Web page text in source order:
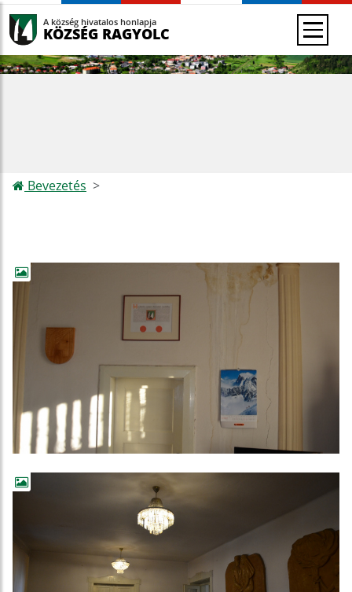
A község hivatalos honlapja
KÖZSÉG RAGYOLC
Bevezetés